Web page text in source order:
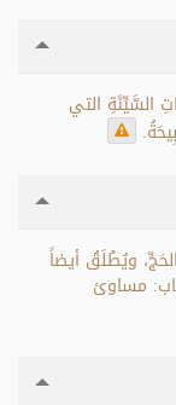
السَّيِّئَةِ التي
ويُطْلَقُ أيضاً
مساوئ